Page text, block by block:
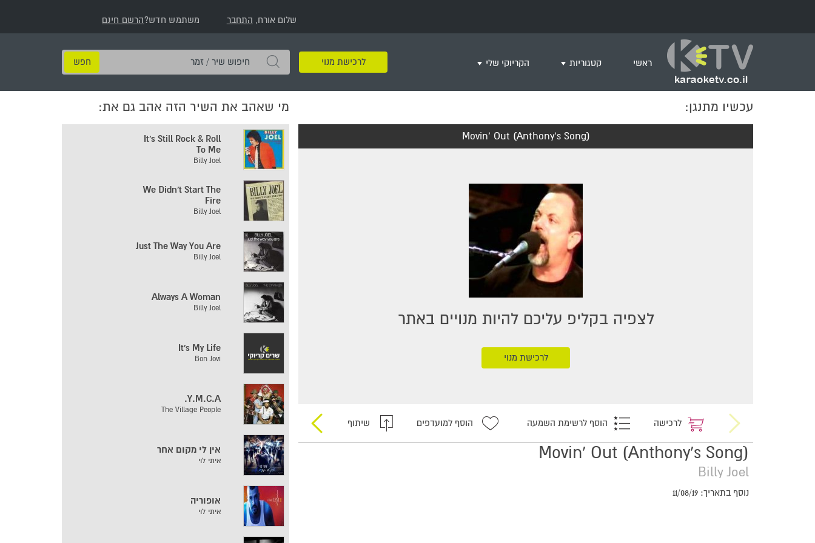
שלום אורח, התחבר משתמש חדש?הרשם חינם
ראשי קטגוריות
שירי רוק/פופ
היפ הופ
English songs
שירי ארץ ישראל
שירי אירוויזיון
מסיבת רווקות
שירי יום הזיכרון
שירי ילדים
שירי להקות צבאיות
הקריוקי שלי
+ צור רשימת השמעה חדשה
לרכישת מנוי
חיפוש
שיר
/
זמר
עכשיו מתנגן:
Movin' Out (Anthony's Song)
לצפיה בקליפ עליכם להיות מנויים באתר
לרכישת מנוי
לרכישה הוסף לרשימת השמעה הוסף למועדפים שיתוף
Movin' Out (Anthony's Song)
Billy Joel
נוסף בתאריך: 11/08/19
מי שאהב את השיר הזה אהב גם את:
It's Still Rock & Roll
To Me
Billy Joel
We Didn't Start The
Fire
Billy Joel
Just The Way You Are
Billy Joel
Always A Woman
Billy Joel
It's My Life
Bon Jovi
Y.M.C.A.
The Village People
אין לי מקום אחר
איתי לוי
אופוריה
איתי לוי